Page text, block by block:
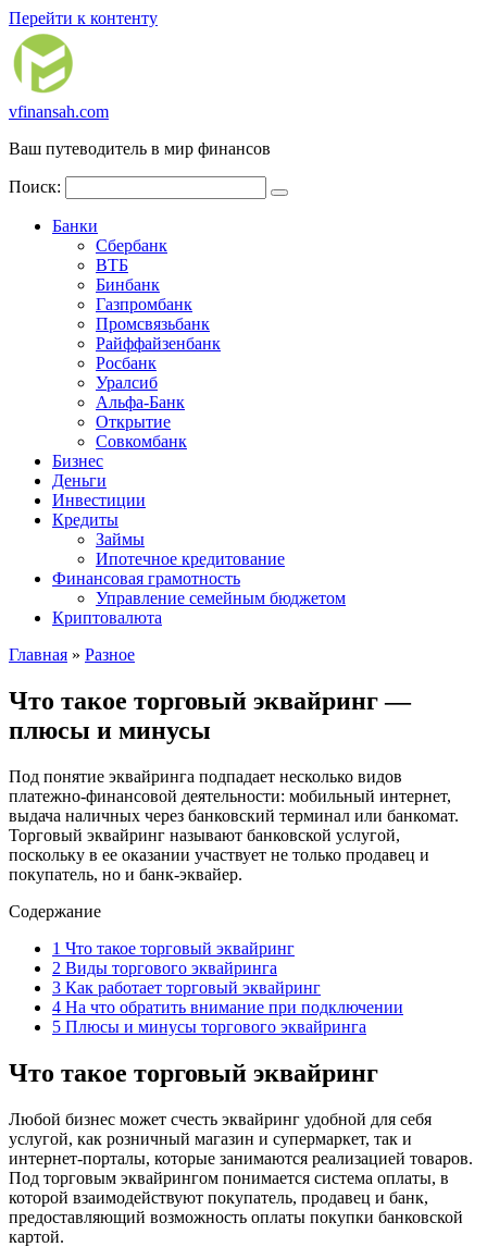
Перейти к контенту
vfinansah.com
Ваш путеводитель в мир финансов
Поиск:
Банки
Сбербанк
ВТБ
Бинбанк
Газпромбанк
Промсвязьбанк
Райффайзенбанк
Росбанк
Уралсиб
Альфа-Банк
Открытие
Совкомбанк
Бизнес
Деньги
Инвестиции
Кредиты
Займы
Ипотечное кредитование
Финансовая грамотность
Управление семейным бюджетом
Криптовалюта
Главная » Разное
Что такое торговый эквайринг —
плюсы и минусы
Под понятие эквайринга подпадает несколько видов
платежно-финансовой деятельности: мобильный интернет,
выдача наличных через банковский терминал или банкомат.
Торговый эквайринг называют банковской услугой,
поскольку в ее оказании участвует не только продавец и
покупатель, но и банк-эквайер.
Содержание
1 Что такое торговый эквайринг
2 Виды торгового эквайринга
3 Как работает торговый эквайринг
4 На что обратить внимание при подключении
5 Плюсы и минусы торгового эквайринга
Что такое торговый эквайринг
Любой бизнес может счесть эквайринг удобной для себя
услугой, как розничный магазин и супермаркет, так и
интернет-порталы, которые занимаются реализацией товаров.
Под торговым эквайрингом понимается система оплаты, в
которой взаимодействуют покупатель, продавец и банк,
предоставляющий возможность оплаты покупки банковской
картой.